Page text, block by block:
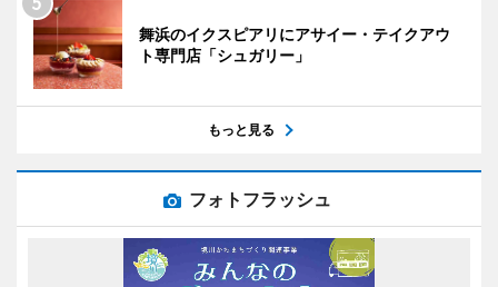
舞浜のイクスピアリにアサイー・テイクアウ
ト専門店「シュガリー」
もっと見る
フォトフラッシュ